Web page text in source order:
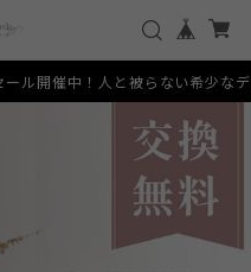
らない希少なデザインをお手